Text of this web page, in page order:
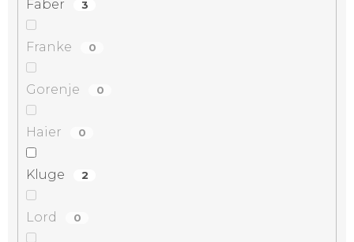
Faber 3
Franke 0
Gorenje 0
Haier 0
Kluge 2
Lord 0